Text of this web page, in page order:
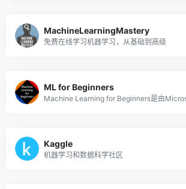
MachineLearningMastery
免费在线学习机器学习，从基础到高级
ML for Beginners
Kaggle
机器学习和数据科学社区